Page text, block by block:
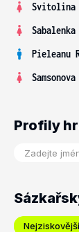
Svitolina
Sabalenka
Pieleanu
Profily
Nejziskovější